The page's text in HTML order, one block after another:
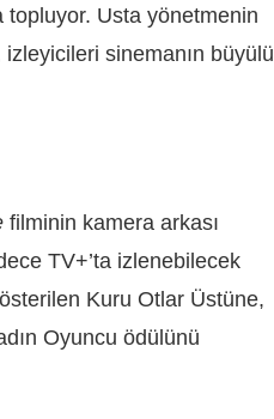
topluyor. Usta yönetmenin
sinemanın büyülü
filminin kamera arkası
TV+’ta izlenebilecek
Kuru Otlar Üstüne,
Oyuncu ödülünü